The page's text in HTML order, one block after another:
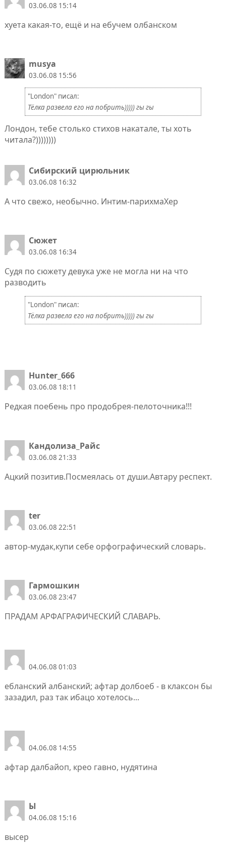
03.06.08 15:14
хуета какая-то, ещё и на ебучем олбанском
musya
03.06.08 15:56
"London" писал:
Тёлка развела его на побрить))))) гы гы
Лондон, тебе столько стихов накатале, ты хоть
читала?))))))))
Сибирский цирюльник
03.06.08 16:32
А что свежо, необычно. Интим-парихмаХер
Сюжет
03.06.08 16:34
Судя по сюжету девука уже не могла ни на что
разводить
"London" писал:
Тёлка развела его на побрить))))) гы гы
Hunter_666
03.06.08 18:11
Редкая поебень про продобрея-пелоточника!!!
Кандолиза_Райс
03.06.08 21:33
Ацкий позитив.Посмеялась от души.Автару респект.
ter
03.06.08 22:51
автор-мудак,купи себе орфографический словарь.
Гармошкин
03.06.08 23:47
ПРАДАМ АРФАГРАФИЧЕСКИЙ СЛАВАРЬ.
04.06.08 01:03
ебланский албанский; афтар долбоеб - в клаксон бы
зазадил, раз так ибацо хотелось...
04.06.08 14:55
афтар далбайоп, крео гавно, нудятина
Ы
04.06.08 15:16
высер